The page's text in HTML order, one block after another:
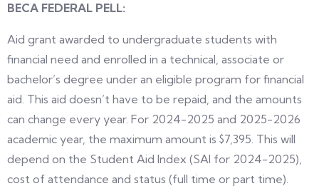
BECA FEDERAL PELL:
Aid grant awarded to undergraduate students with
financial need and enrolled in a technical, associate or
bachelor’s degree under an eligible program for financial
aid. This aid doesn’t have to be repaid, and the amounts
can change every year. For 2024-2025 and 2025-2026
academic year, the maximum amount is $7,395. This will
depend on the Student Aid Index (SAI for 2024-2025),
cost of attendance and status (full time or part time).